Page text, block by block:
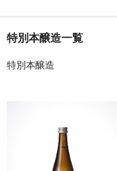
ホーム
お知らせ
特別本醸造一覧
特別本醸造